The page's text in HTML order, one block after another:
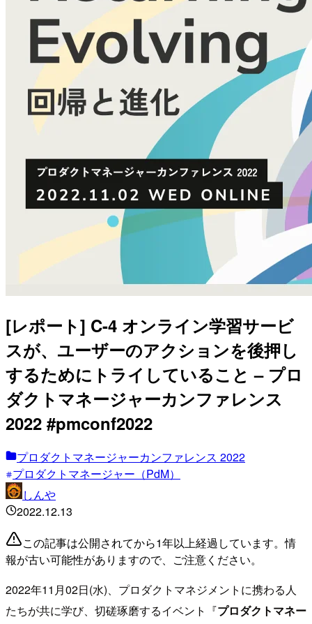
[レポート] C-4 オンライン学習サービ
スが、ユーザーのアクションを後押し
するためにトライしていること – プロ
ダクトマネージャーカンファレンス
2022 #pmconf2022
プロダクトマネージャーカンファレンス 2022
プロダクトマネージャー（PdM）
しんや
2022.12.13
この記事は公開されてから1年以上経過しています。情
報が古い可能性がありますので、ご注意ください。
2022年11月02日(水)、プロダクトマネジメントに携わる人
たちが共に学び、切磋琢磨するイベント『プロダクトマネー